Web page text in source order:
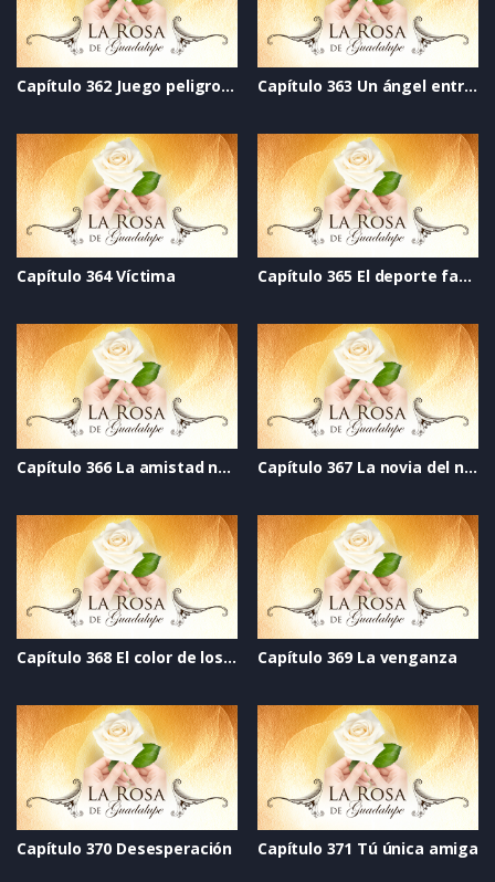
Capítulo 362 Juego peligroso Capítulo 363 Un ángel entre sombras
Capítulo 364 Víctima Capítulo 365 El deporte favorito
Capítulo 366 La amistad no tiene nombre Capítulo 367 La novia del narco
Capítulo 368 El color de los sentimientos Capítulo 369 La venganza
Capítulo 370 Desesperación Capítulo 371 Tú única amiga